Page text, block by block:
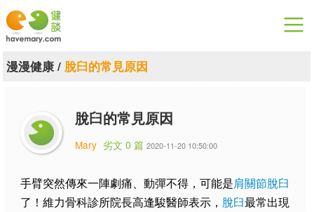
漫漫健康
關於健談
聯絡我們
下載專區
漫漫健康/ 脫臼的常見原因
脫臼的常見原因
Mary 劣文 0 篇 2020-11-20 10:50:00
手臂突然傳來一陣劇痛、動彈不得，可能是肩關節脫臼
了！維力骨科診所院長高逢駿醫師表示， 脫臼最常出現